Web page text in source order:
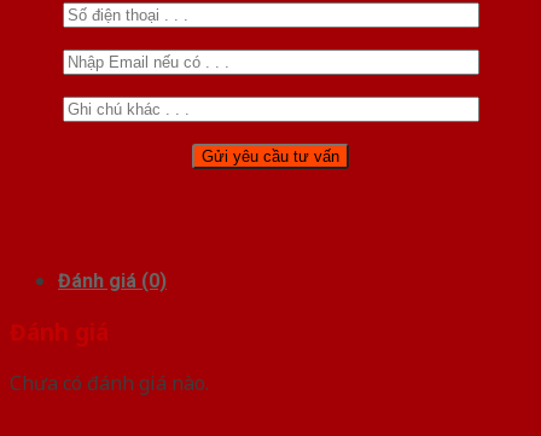
Đánh giá (0)
Đánh giá
Chưa có đánh giá nào.